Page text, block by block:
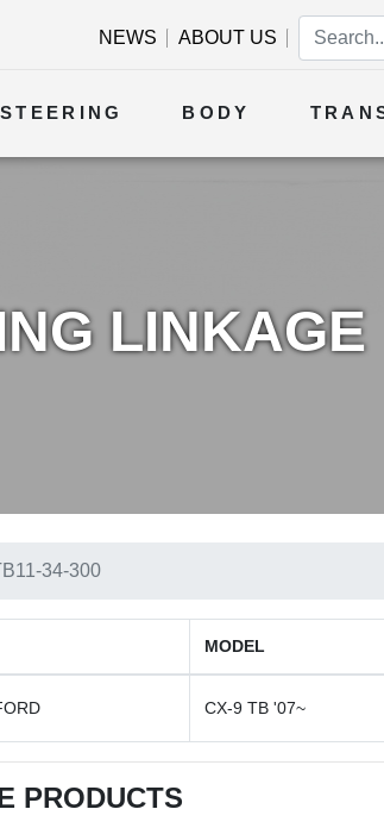
NEWS ABOUT US
STEERING BODY
LINKAGE
34-300
MODEL
CX-9 TB '07~
PRODUCTS